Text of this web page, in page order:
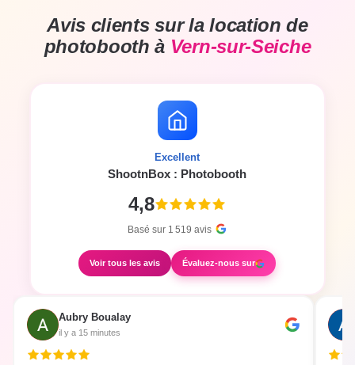
Avis clients sur la location de
photobooth à Vern-sur-Seiche
Excellent
ShootnBox : Photobooth
4,8
Basé sur 1 519 avis
Voir tous les avis Évaluez-nous sur
Aubry Boualay
il y a 15 minutes